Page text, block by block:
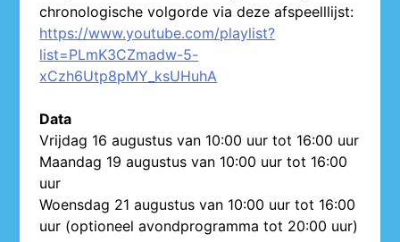
chronologische volgorde via deze afspeelllijst:
https://www.youtube.com/playlist?
list=PLmK3CZmadw-5-
xCzh6Utp8pMY_ksUHuhA
Data
Vrijdag 16 augustus van 10:00 uur tot 16:00 uur
Maandag 19 augustus van 10:00 uur tot 16:00
uur
Woensdag 21 augustus van 10:00 uur tot 16:00
uur (optioneel avondprogramma tot 20:00 uur)